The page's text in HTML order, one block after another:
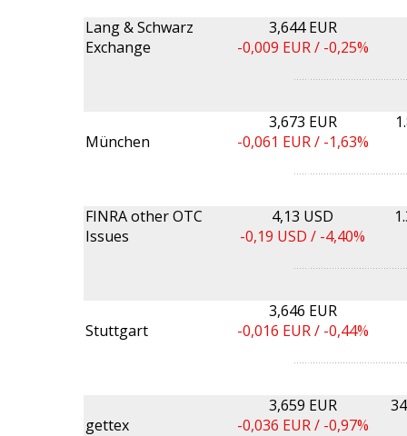
Lang & Schwarz
Exchange
3,644 EUR
-0,009 EUR / -0,25%
München
3,673 EUR
-0,061 EUR / -1,63%
FINRA other OTC
Issues
4,13 USD
-0,19 USD / -4,40%
Stuttgart
3,646 EUR
-0,016 EUR / -0,44%
gettex
3,659 EUR
-0,036 EUR / -0,97%